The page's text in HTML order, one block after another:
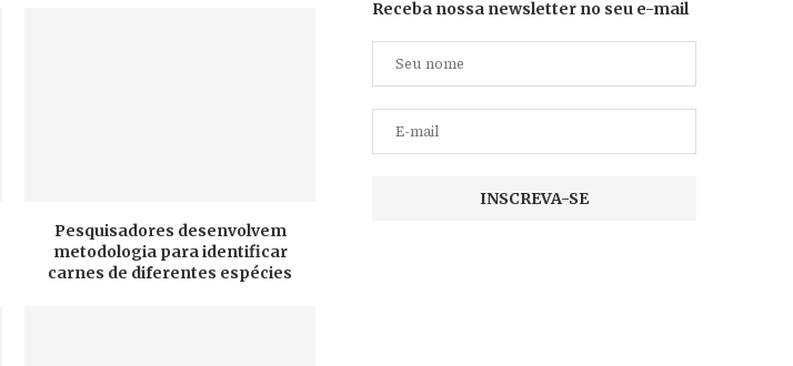
Pesquisadores desenvolvem
metodologia para identificar
carnes de diferentes espécies
Receba nossa newsletter no seu e-mail